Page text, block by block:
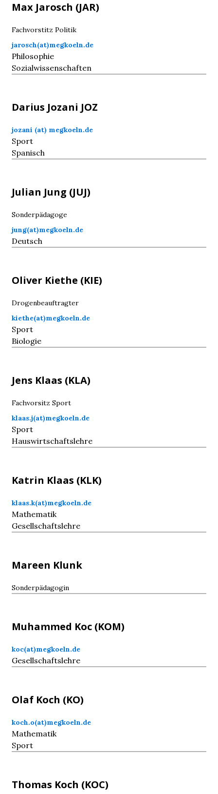
Max Jarosch (JAR)
Fachvorstitz Politik
jarosch(at)megkoeln.de
Philosophie
Sozialwissenschaften
Darius Jozani JOZ
jozani (at) megkoeln.de
Sport
Spanisch
Julian Jung (JUJ)
Sonderpädagoge
jung(at)megkoeln.de
Deutsch
Oliver Kiethe (KIE)
Drogenbeauftragter
kiethe(at)megkoeln.de
Sport
Biologie
Jens Klaas (KLA)
Fachvorsitz Sport
klaas.j(at)megkoeln.de
Sport
Hauswirtschaftslehre
Katrin Klaas (KLK)
klaas.k(at)megkoeln.de
Mathematik
Gesellschaftslehre
Mareen Klunk
Sonderpädagogin
Muhammed Koc (KOM)
koc(at)megkoeln.de
Gesellschaftslehre
Olaf Koch (KO)
koch.o(at)megkoeln.de
Mathematik
Sport
Thomas Koch (KOC)